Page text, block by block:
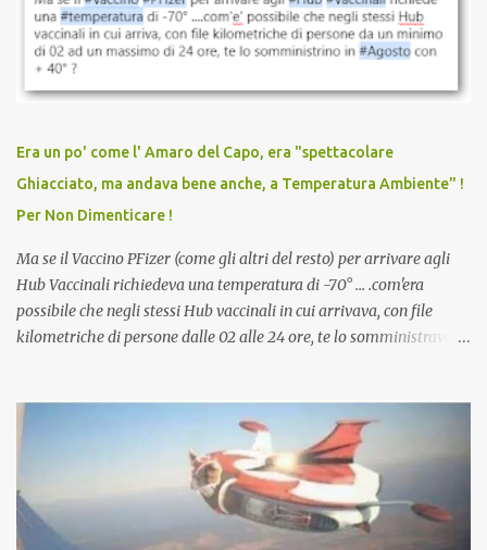
sconti, incentivi per vaccinarsi. Non avevamo mai visto
discriminazioni per coloro che non l’hanno fatto. Se non sei stato
vaccinato, nessuno aveva prima cercato di farti sentire una
persona cattiva. Non avevamo mai visto un vaccino che minacci le
vaccino usato per minacciare i mezzi di sussistenza, il lavoro o la
scuola. Non avevamo mai visto un vaccino che permettesse a un
dodicenne di ignorare il consenso dei genitori. Dopo tutti i vaccini
che abbiamo elencato sopra...
Era un po' come l' Amaro del Capo, era "spettacolare
Ghiacciato, ma andava bene anche, a Temperatura Ambiente" !
Per Non Dimenticare !
Ma se il Vaccino PFizer (come gli altri del resto) per arrivare agli
Hub Vaccinali richiedeva una temperatura di -70° ... .com'era
possibile che negli stessi Hub vaccinali in cui arrivava, con file
kilometriche di persone dalle 02 alle 24 ore, te lo somministravano
Vaccino come: l' Amaro del Capo, era "spettacolare Ghiacciato, ma
andava bene anche, a Temperatura Ambiente"! Riproponiamo
l'articolo per NON Dimenticare!